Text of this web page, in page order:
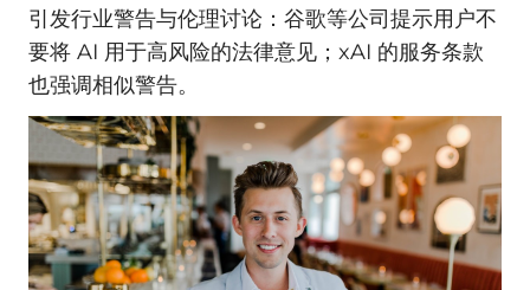
引发行业警告与伦理讨论：谷歌等公司提示用户不
要将 AI 用于高风险的法律意见；xAI 的服务条款
也强调相似警告。